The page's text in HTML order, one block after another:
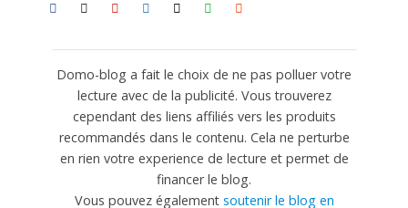
Domo-blog a fait le choix de ne pas polluer votre
lecture avec de la publicité. Vous trouverez
cependant des liens affiliés vers les produits
recommandés dans le contenu. Cela ne perturbe
en rien votre experience de lecture et permet de
financer le blog.
Vous pouvez également soutenir le blog en